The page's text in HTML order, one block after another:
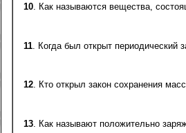
10 . Как называются вещества,
11 . Когда был открыт периодический
12. Кто открыл закон сохранения
13 . Как называют положительно